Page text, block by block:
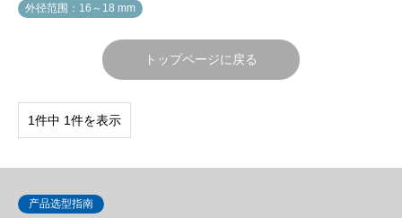
外径范围：16～18 mm
トップページに戻る
1件中 1件を表示
产品选型指南